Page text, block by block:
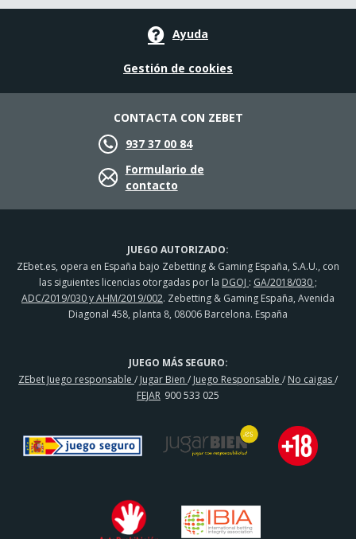
JUEGO AUTORIZADO:
ZEbet.es, opera en España bajo Zebetting & Gaming España, S.A.U., con
las siguientes licencias otorgadas por la DGOJ : GA/2018/030 ;
ADC/2019/030 y AHM/2019/002. Zebetting & Gaming España, Avenida
Diagonal 458, planta 8, 08006 Barcelona. España
JUEGO MÁS SEGURO:
ZEbet Juego responsable / Jugar Bien / Juego Responsable / No caigas/
FEJAR 900 533 025
Ayuda
Gestión de cookies
CONTACTA CON ZEBET
937 37 00 84
Formulario de
contacto